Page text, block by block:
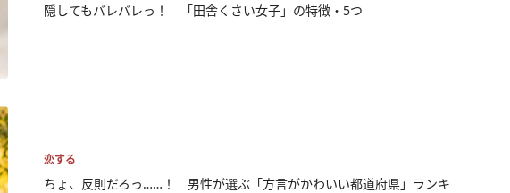
隠してもバレバレっ！ 「田舎くさい女子」の特徴・5つ
恋する
ちょ、反則だろっ……！ 男性が選ぶ「方言がかわいい都道府県」ランキ